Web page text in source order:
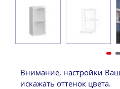
Внимание, настройки
искажать оттенок цвета.